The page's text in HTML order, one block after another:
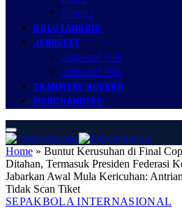
Timnas
BULUTANGKIS
JEBREEET
Jebreeet Talk
Jebreeet Tips
TRANMERE ROVERS
MERCHANDISE
Home » Buntut Kerusuhan di Final
Ditahan, Termasuk Presiden Federasi
Jabarkan Awal Mula Kericuhan:
Tidak Scan Tiket
SEPAKBOLA INTERNASIONAL